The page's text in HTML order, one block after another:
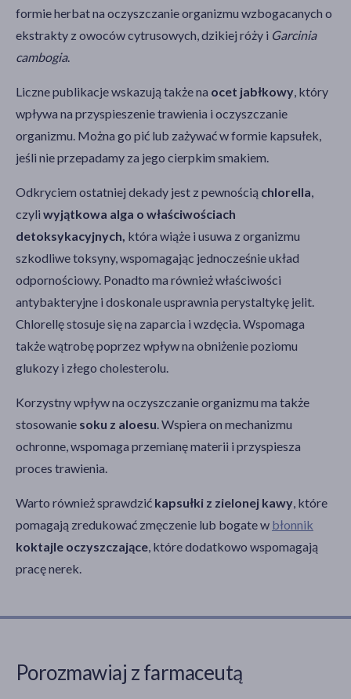
formie herbat na oczyszczanie organizmu wzbogacanych o
ekstrakty z owoców cytrusowych, dzikiej róży i Garcinia
cambogia.
Liczne publikacje wskazują także na ocet jabłkowy, który
wpływa na przyspieszenie trawienia i oczyszczanie
organizmu. Można go pić lub zażywać w formie kapsułek,
jeśli nie przepadamy za jego cierpkim smakiem.
Odkryciem ostatniej dekady jest z pewnością chlorella,
czyli wyjątkowa alga o właściwościach
detoksykacyjnych, która wiąże i usuwa z organizmu
szkodliwe toksyny, wspomagając jednocześnie układ
odpornościowy. Ponadto ma również właściwości
antybakteryjne i doskonale usprawnia perystaltykę jelit.
Chlorellę stosuje się na zaparcia i wzdęcia. Wspomaga
także wątrobę poprzez wpływ na obniżenie poziomu
glukozy i złego cholesterolu.
Korzystny wpływ na oczyszczanie organizmu ma także
stosowanie soku z aloesu. Wspiera on mechanizmu
ochronne, wspomaga przemianę materii i przyspiesza
proces trawienia.
Warto również sprawdzić kapsułki z zielonej kawy, które
pomagają zredukować zmęczenie lub bogate w błonnik
koktajle oczyszczające, które dodatkowo wspomagają
pracę nerek.
Porozmawiaj z farmaceutą